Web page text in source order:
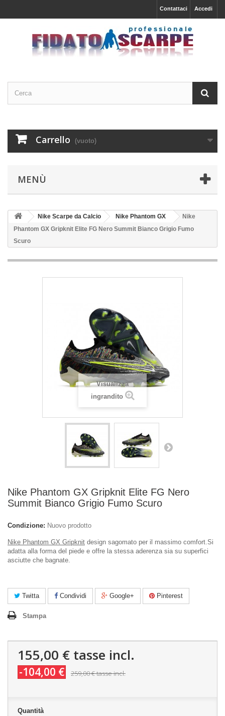
Accedi
Contattaci
Carrello (vuoto)
MENÙ
Nike Scarpe da Calcio Nike Phantom GX
Nike
Phantom GX Gripknit Elite FG Nero Summit Bianco Grigio Fumo
Scuro
Visualizza
ingrandito
Nike Phantom GX Gripknit Elite FG Nero
Summit Bianco Grigio Fumo Scuro
Condizione: Nuovo prodotto
Nike Phantom GX Gripknit design sagomato per il massimo comfort.Si
adatta alla forma del piede e offre la stessa aderenza sia su superfici
asciutte che bagnate.
Twitta Condividi Google+ Pinterest
Stampa
155,00 € tasse incl.
-104,00 € 259,00 €tasse incl.
Quantità